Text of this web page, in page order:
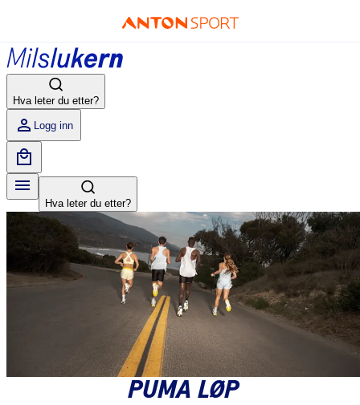
Hva leter du etter?
Logg inn
Hva leter du etter?
PUMA LØP